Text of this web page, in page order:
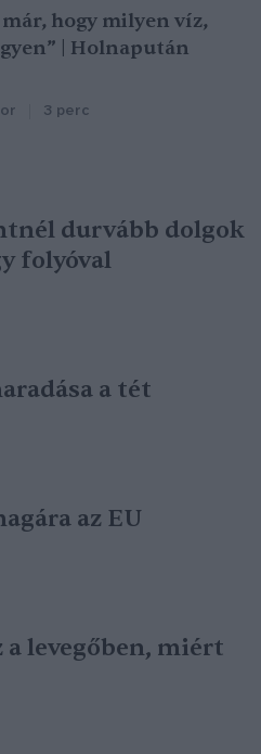
hogy milyen víz,
| Holnapután
3 perc
durvább dolgok
folyóval
a tét
az EU
a levegőben, miért